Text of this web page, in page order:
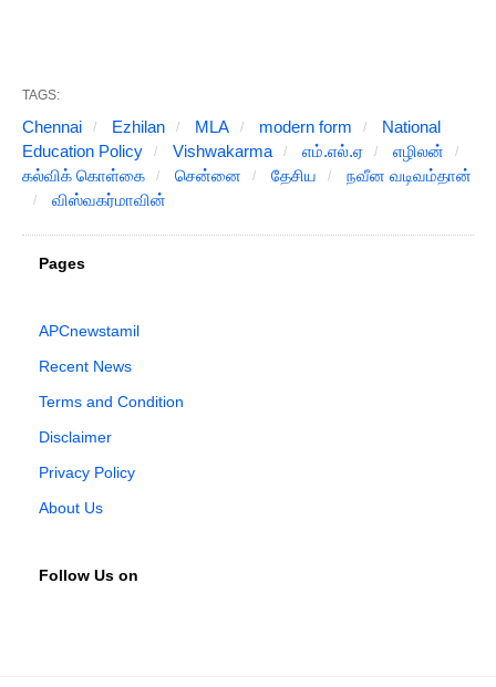
TAGS:
Chennai Ezhilan MLA modern form
National
Education Policy
Vishwakarma எம்.எல்.ஏ
எழிலன்
கல்விக் கொள்கை
சென்னை தேசிய
நவீன வடிவம்தான்
விஸ்வகர்மாவின்
Pages
APCnewstamil
Recent News
Terms and Condition
Disclaimer
Privacy Policy
About Us
Follow Us on